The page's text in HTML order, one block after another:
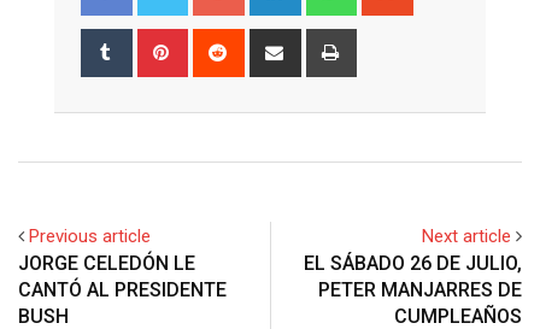
Tumblr Pinterest Reddit
Share
Previous article
JORGE CELEDÓN LE
CANTÓ AL PRESIDENTE
BUSH
Next article
EL SÁBADO 26 DE JULIO,
PETER MANJARRES DE
CUMPLEAÑOS